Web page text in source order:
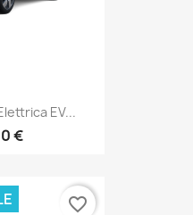
EV...
€
favorite_border